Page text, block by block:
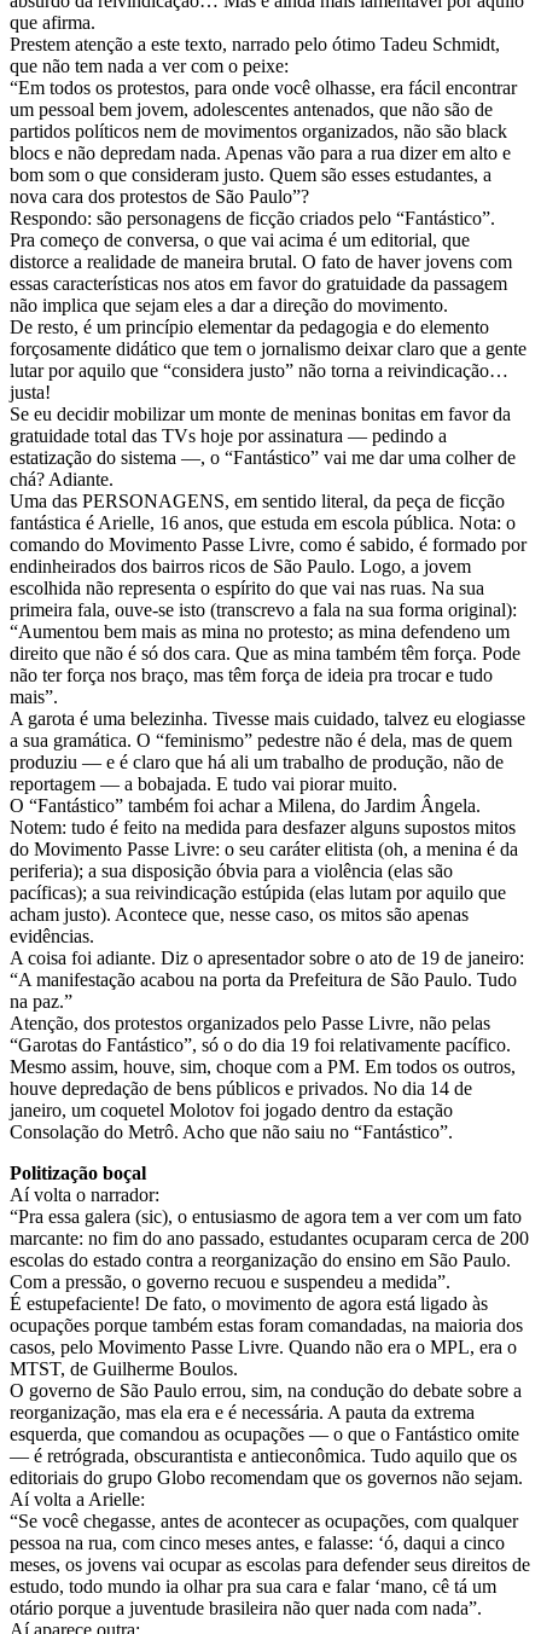
que afirma.
Prestem atenção a este texto, narrado pelo ótimo Tadeu Schmidt,
que não tem nada a ver com o peixe:
“Em todos os protestos, para onde você olhasse, era fácil encontrar
um pessoal bem jovem, adolescentes antenados, que não são de
partidos políticos nem de movimentos organizados, não são black
blocs e não depredam nada. Apenas vão para a rua dizer em alto e
bom som o que consideram justo. Quem são esses estudantes, a
nova cara dos protestos de São Paulo”?
Respondo: são personagens de ficção criados pelo “Fantástico”.
Pra começo de conversa, o que vai acima é um editorial, que
distorce a realidade de maneira brutal. O fato de haver jovens com
essas características nos atos em favor do gratuidade da passagem
não implica que sejam eles a dar a direção do movimento.
De resto, é um princípio elementar da pedagogia e do elemento
forçosamente didático que tem o jornalismo deixar claro que a gente
lutar por aquilo que “considera justo” não torna a reivindicação…
justa!
Se eu decidir mobilizar um monte de meninas bonitas em favor da
gratuidade total das TVs hoje por assinatura — pedindo a
estatização do sistema —, o “Fantástico” vai me dar uma colher de
chá? Adiante.
Uma das PERSONAGENS, em sentido literal, da peça de ficção
fantástica é Arielle, 16 anos, que estuda em escola pública. Nota: o
comando do Movimento Passe Livre, como é sabido, é formado por
endinheirados dos bairros ricos de São Paulo. Logo, a jovem
escolhida não representa o espírito do que vai nas ruas. Na sua
primeira fala, ouve-se isto (transcrevo a fala na sua forma original):
“Aumentou bem mais as mina no protesto; as mina defendeno um
direito que não é só dos cara. Que as mina também têm força. Pode
não ter força nos braço, mas têm força de ideia pra trocar e tudo
mais”.
A garota é uma belezinha. Tivesse mais cuidado, talvez eu elogiasse
a sua gramática. O “feminismo” pedestre não é dela, mas de quem
produziu — e é claro que há ali um trabalho de produção, não de
reportagem — a bobajada. E tudo vai piorar muito.
O “Fantástico” também foi achar a Milena, do Jardim Ângela.
Notem: tudo é feito na medida para desfazer alguns supostos mitos
do Movimento Passe Livre: o seu caráter elitista (oh, a menina é da
periferia); a sua disposição óbvia para a violência (elas são
pacíficas); a sua reivindicação estúpida (elas lutam por aquilo que
acham justo). Acontece que, nesse caso, os mitos são apenas
evidências.
A coisa foi adiante. Diz o apresentador sobre o ato de 19 de janeiro:
“A manifestação acabou na porta da Prefeitura de São Paulo. Tudo
na paz.”
Atenção, dos protestos organizados pelo Passe Livre, não pelas
“Garotas do Fantástico”, só o do dia 19 foi relativamente pacífico.
Mesmo assim, houve, sim, choque com a PM. Em todos os outros,
houve depredação de bens públicos e privados. No dia 14 de
janeiro, um coquetel Molotov foi jogado dentro da estação
Consolação do Metrô. Acho que não saiu no “Fantástico”.
Politização boçal
Aí volta o narrador:
“Pra essa galera (sic), o entusiasmo de agora tem a ver com um fato
marcante: no fim do ano passado, estudantes ocuparam cerca de 200
escolas do estado contra a reorganização do ensino em São Paulo.
Com a pressão, o governo recuou e suspendeu a medida”.
É estupefaciente! De fato, o movimento de agora está ligado às
ocupações porque também estas foram comandadas, na maioria dos
casos, pelo Movimento Passe Livre. Quando não era o MPL, era o
MTST, de Guilherme Boulos.
O governo de São Paulo errou, sim, na condução do debate sobre a
reorganização, mas ela era e é necessária. A pauta da extrema
esquerda, que comandou as ocupações — o que o Fantástico omite
— é retrógrada, obscurantista e antieconômica. Tudo aquilo que os
editoriais do grupo Globo recomendam que os governos não sejam.
Aí volta a Arielle:
“Se você chegasse, antes de acontecer as ocupações, com qualquer
pessoa na rua, com cinco meses antes, e falasse: ‘ó, daqui a cinco
meses, os jovens vai ocupar as escolas para defender seus direitos de
estudo, todo mundo ia olhar pra sua cara e falar ‘mano, cê tá um
otário porque a juventude brasileira não quer nada com nada”.
Aí aparece outra: